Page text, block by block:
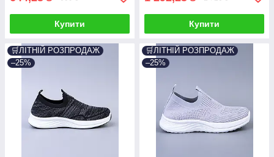
Купити Купити
🛒ЛІТНІЙ РОЗПРОДАЖ
–25%
🛒ЛІТНІЙ РОЗПРОДАЖ
–25%